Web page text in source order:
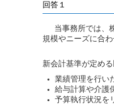
回答１
当事務所では、
規模やニーズに合わ
新会計基準が定め
業績管理を行い
給与計算や介護
予算執行状況を